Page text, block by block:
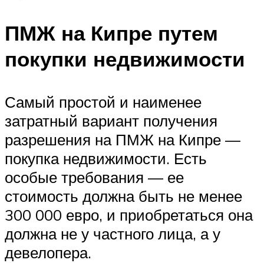
ПМЖ на Кипре путем
покупки недвижимости
Самый простой и наименее
затратный вариант получения
разрешения на ПМЖ на Кипре —
покупка недвижимости. Есть
особые требования — ее
стоимость должна быть не менее
300 000 евро, и приобретаться она
должна не у частного лица, а у
девелопера.